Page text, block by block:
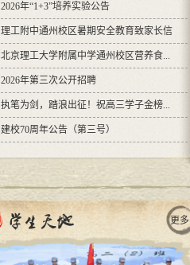
2026年“1+3”培养实验公告
理工附中通州校区暑期安全教育致家长信
北京理工大学附属中学通州校区营养食...
2026年第三次公开招聘
执笔为剑，踏浪出征！祝高三学子金榜...
建校70周年公告（第三号）
更多